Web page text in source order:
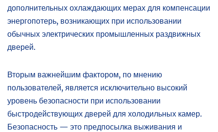
дополнительных охлаждающих мерах для компенсации
энергопотерь, возникающих при использовании
обычных электрических промышленных раздвижных
дверей.
Вторым важнейшим фактором, по мнению
пользователей, является исключительно высокий
уровень безопасности при использовании
быстродействующих дверей для холодильных камер.
Безопасность — это предпосылка выживания и